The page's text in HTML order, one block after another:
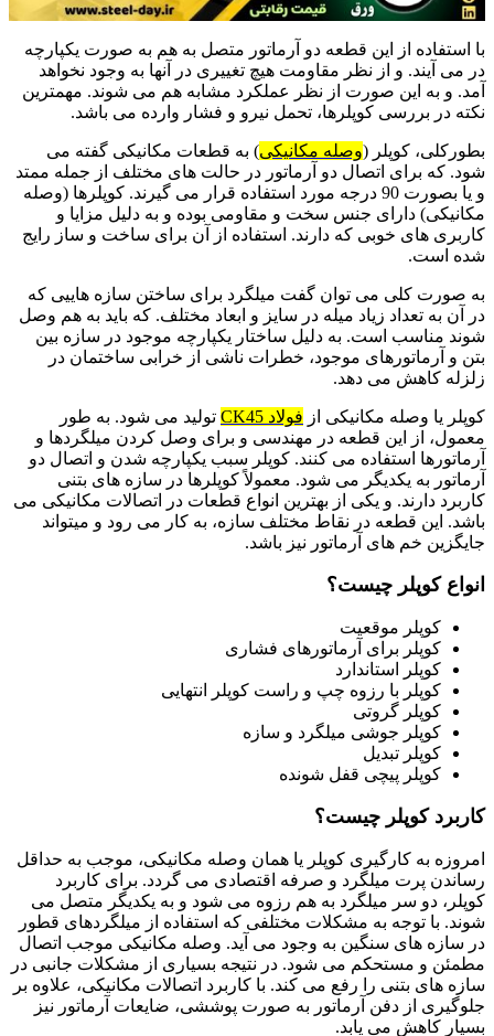
با استفاده از این قطعه دو آرماتور متصل به هم به صورت یکپارچه
در می آیند. و از نظر مقاومت هیچ تغییری در آنها به وجود نخواهد
آمد. و به این صورت از نظر عملکرد مشابه هم می شوند. مهمترین
نکته در بررسی کوپلرها، تحمل نیرو و فشار وارده می باشد.
بطورکلی، کوپلر (وصله مکانیکی) به قطعات مکانیکی گفته می
شود. که برای اتصال دو آرماتور در حالت های مختلف از جمله ممتد
و یا بصورت 90 درجه مورد استفاده قرار می گیرند. کوپلرها (وصله
مکانیکی) دارای جنس سخت و مقاومی بوده و به دلیل مزایا و
کاربری های خوبی که دارند. استفاده از آن برای ساخت و ساز رایج
شده است.
به صورت کلی می توان گفت میلگرد برای ساختن سازه هاییی که
در آن به تعداد زیاد میله در سایز و ابعاد مختلف. که باید به هم وصل
شوند مناسب است. به دلیل ساختار یکپارچه موجود در سازه بین
بتن و آرماتورهای موجود، خطرات ناشی از خرابی ساختمان در
زلزله کاهش می دهد.
کوپلر یا وصله مکانیکی از فولاد CK45
تولید می شود. به طور
معمول، از این قطعه در مهندسی و برای وصل کردن میلگردها و
آرماتورها استفاده می کنند. کوپلر سبب یکپارچه شدن و اتصال دو
آرماتور به یکدیگر می شود. معمولاً کوپلرها در سازه های بتنی
کاربرد دارند. و یکی از بهترین انواع قطعات در اتصالات مکانیکی می
باشد. این قطعه در نقاط مختلف سازه، به کار می رود و میتواند
جایگزین خم های آرماتور نیز باشد.
انواع کوپلر چیست؟
کوپلر موقعیت
کوپلر برای آرماتورهای فشاری
کوپلر استاندارد
کوپلر با رزوه چپ و راست کوپلر انتهایی
کوپلر گروتی
کوپلر جوشی میلگرد و سازه
کوپلر تبدیل
کوپلر پیچی قفل شونده
کاربرد کوپلر چیست؟
امروزه به کارگیری کوپلر یا همان وصله مکانیکی، موجب به حداقل
رساندن پرت میلگرد و صرفه اقتصادی می گردد. برای کاربرد
کوپلر، دو سر میلگرد به هم رزوه می شود و به یکدیگر متصل می
شوند. با توجه به مشکلات مختلفی که استفاده از میلگردهای قطور
در سازه های سنگین به وجود می آید. وصله مکانیکی موجب اتصال
مطمئن و مستحکم می شود. در نتیجه بسیاری از مشکلات جانبی در
سازه های بتنی را رفع می کند. با کاربرد اتصالات مکانیکی، علاوه بر
جلوگیری از دفن آرماتور به صورت پوششی، ضایعات آرماتور نیز
بسیار کاهش می یابد.